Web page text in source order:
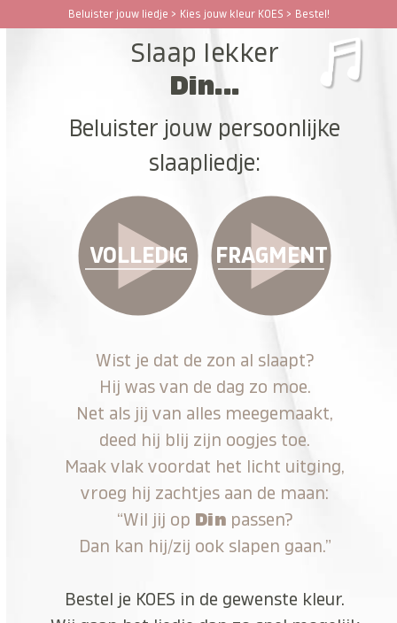
Beluister jouw liedje > Kies jouw kleur KOES > Bestel!
Open
Close
Slaap lekker
Din...
Beluister jouw persoonlijke
slaapliedje:
VOLLEDIG FRAGMENT
Wist je dat de zon al slaapt?
Hij was van de dag zo moe.
Net als jij van alles meegemaakt,
deed hij blij zijn oogjes toe.
Maak vlak voordat het licht uitging,
vroeg hij zachtjes aan de maan:
“Wil jij op Din passen?
Dan kan hij/zij ook slapen gaan.”
Bestel je KOES in de gewenste kleur.